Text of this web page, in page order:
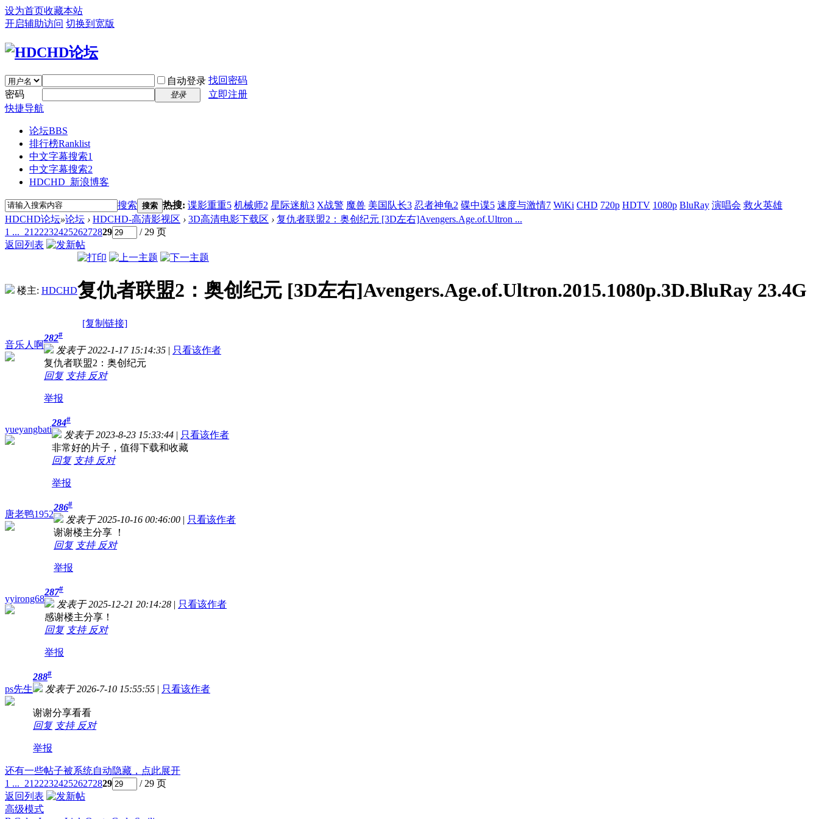
设为首页收藏本站
开启辅助访问 切换到宽版
自动登录 找回密码
密码
登录
立即注册
快捷导航
论坛BBS
排行榜Ranklist
中文字幕搜索1
中文字幕搜索2
HDCHD_新浪博客
搜索 搜索 热搜: 谍影重重5 机械师2 星际迷航3 X战警 魔兽 美国队长3 忍者神龟2 碟中谍5 速度与激情7 WiKi CHD 720p HDTV 1080p BluRay 演唱会 救火英雄
HDCHD论坛»论坛 › HDCHD-高清影视区 › 3D高清电影下载区 › 复仇者联盟2：奥创纪元 [3D左右]Avengers.Age.of.Ultron ...
1 ... 21 2223242526272829
/ 29 页
返回列表
楼主: HDCHD复仇者联盟2：奥创纪元 [3D左右]Avengers.Age.of.Ultron.2015.1080p.3D.BluRay 23.4G
[复制链接]
音乐人啊
282#
发表于 2022-1-17 15:14:35 | 只看该作者
复仇者联盟2：奥创纪元
回复 支持 反对
举报
yueyangbati
284#
发表于 2023-8-23 15:33:44 | 只看该作者
非常好的片子，值得下载和收藏
回复 支持 反对
举报
唐老鸭1952
286#
发表于 2025-10-16 00:46:00 | 只看该作者
谢谢楼主分享 ！
回复 支持 反对
举报
yyirong68
287#
发表于 2025-12-21 20:14:28 | 只看该作者
感谢楼主分享！
回复 支持 反对
举报
ps先生
288#
发表于 2026-7-10 15:55:55 | 只看该作者
谢谢分享看看
回复 支持 反对
举报
还有一些帖子被系统自动隐藏，点此展开
1 ... 21 2223242526272829
/ 29 页
返回列表
高级模式